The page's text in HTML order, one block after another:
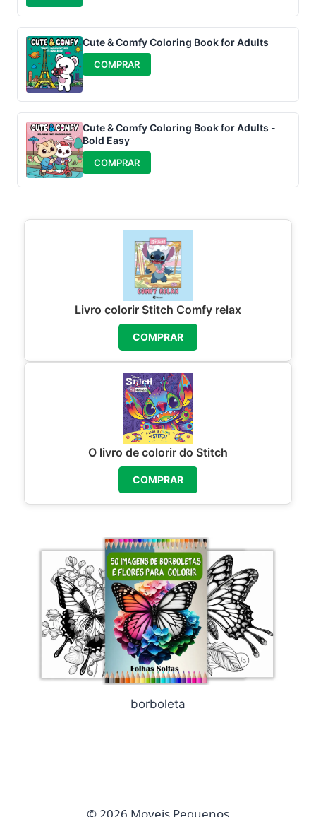
Cute & Comfy Coloring Book for Adults
COMPRAR
Cute & Comfy Coloring Book for Adults -
Bold Easy
COMPRAR
Livro colorir Stitch Comfy relax
COMPRAR
O livro de colorir do Stitch
COMPRAR
borboleta